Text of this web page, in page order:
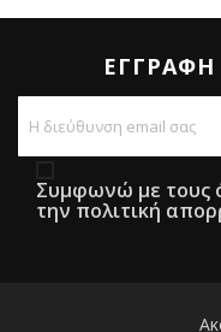
ΕΓΓΡΑΦΉ
Συμφωνώ με τους
την πολιτική